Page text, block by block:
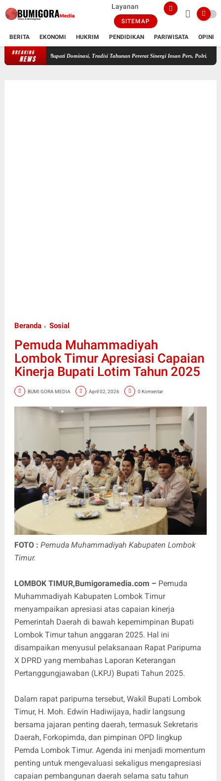
Layanan
SITEMAP
BERITA EKONOMI HUKRIM PENDIDIKAN PARIWISATA OPINI
BREAKING
NEWSFWMO Lotim Gelar Lomba Mancing Kemerdekaan, Stapsus Bupati Dominasi,
Beranda Sosial
Pemuda Muhammadiyah
Lombok Timur Apresiasi Capaian
Kinerja Bupati Lotim Tahun 2025
BUMI GORA MEDIA April 02, 2026 0 Komentar
FOTO : Pemuda Muhammadiyah Kabupaten Lombok
Timur.
LOMBOK TIMUR,Bumigoramedia.com –Pemuda
Muhammadiyah Kabupaten Lombok Timur
menyampaikan apresiasi atas capaian kinerja
Pemerintah Daerah di bawah kepemimpinan Bupati
Lombok Timur tahun anggaran 2025. Hal ini
disampaikan menyusul pelaksanaan Rapat Paripurna
X DPRD yang membahas Laporan Keterangan
Pertanggungjawaban (LKPJ) Bupati Tahun 2025.
Dalam rapat paripurna tersebut, Wakil Bupati Lombok
Timur, H. Moh. Edwin Hadiwijaya, hadir langsung
bersama jajaran penting daerah, termasuk Sekretaris
Daerah, Forkopimda, dan pimpinan OPD lingkup
Pemda Lombok Timur. Agenda ini menjadi momentum
penting untuk mengevaluasi sekaligus mengapresiasi
capaian pembangunan daerah selama satu tahun